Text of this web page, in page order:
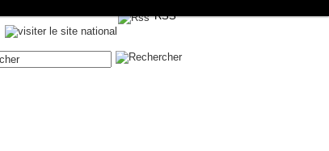
ContenueRSS